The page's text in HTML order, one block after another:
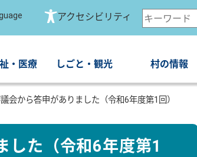
アクセシビリティ
検
索
ー
ー
ド
・医療 しごと・観光 村の情報
会から答申がありました（令和6年度第1回）
した（令和6年度第1